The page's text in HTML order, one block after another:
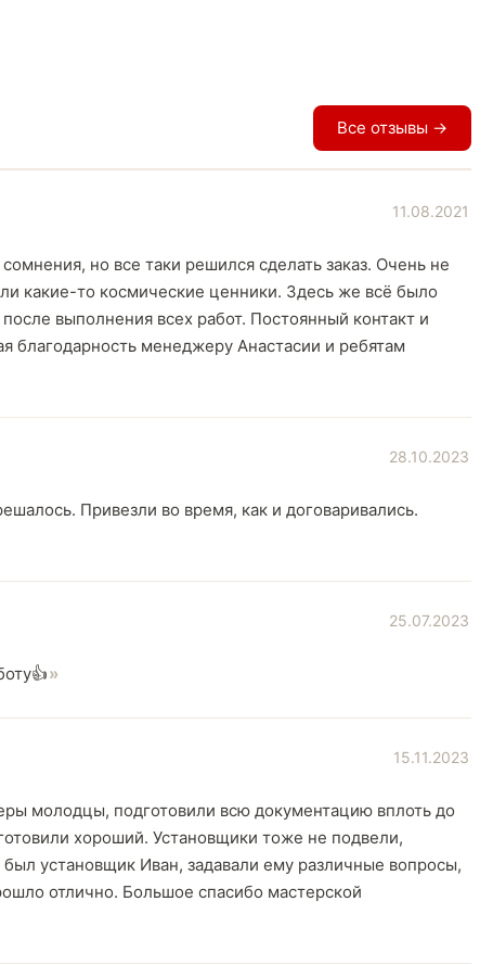
Все отзывы →
11.08.2021
но все таки решился сделать заказ. Очень не
какие-то космические ценники. Здесь же всё было
выполнения всех работ. Постоянный контакт и
благодарность менеджеру Анастасии и ребятам
28.10.2023
Привезли во время, как и договаривались.
25.07.2023
15.11.2023
молодцы, подготовили всю документацию вплоть до
хороший. Установщики тоже не подвели,
установщик Иван, задавали ему различные вопросы,
отлично. Большое спасибо мастерской